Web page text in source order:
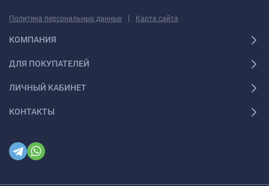
Политика персональных данных | Карта сайта
КОМПАНИЯ
ДЛЯ ПОКУПАТЕЛЕЙ
ЛИЧНЫЙ КАБИНЕТ
КОНТАКТЫ